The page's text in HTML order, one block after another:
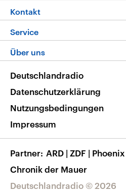
Die Nachrichten
Nachrichtenleicht
Neue Beiträge auf dlf.de
Livestream
Podcasts
Deutschlandfunk App
Nachrichten App
Frequenzen
Kontakt
Hörerservice
Service
FAQ
Veranstaltungen
Musikliste
RSS
Über uns
Barrierefreiheit
Deutschlandradio © 2026
Deutschlandradio
Datenschutzerklärung
Nutzungsbedingungen
Impressum
Partner ARD | ZDF | Phoenix
Chronik der Mauer